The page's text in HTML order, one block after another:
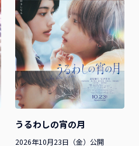
うるわしの宵の月
2026年10月23日（金）公開